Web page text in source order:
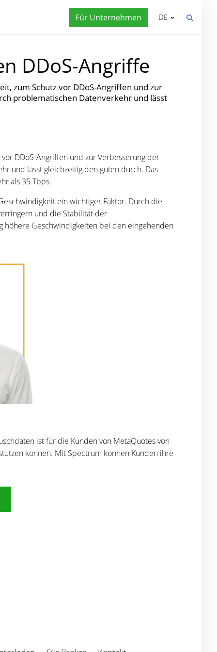
Für Unternehmen DE
DDoS-Angriffe
zum Schutz vor DDoS-Angriffen und zur
problematischen Datenverkehr und lässt
DDoS-Angriffen und zur Verbesserung der
und lässt gleichzeitig den guten durch. Das
als 35 Tbps.
ein wichtiger Faktor. Durch die
und die Stabilität der
höhere Geschwindigkeiten bei den eingehenden
ist für die Kunden von MetaQuotes von
können. Mit Spectrum können Kunden ihre